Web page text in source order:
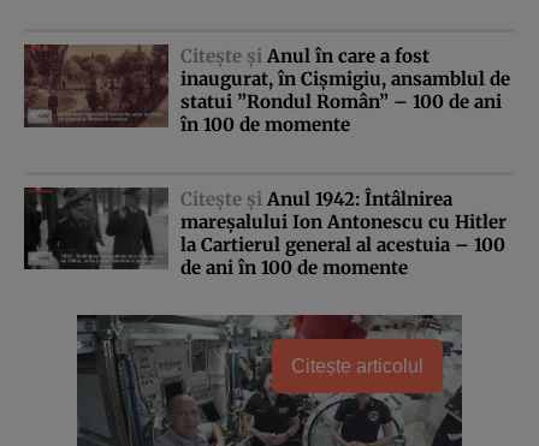
Citeşte şi Anul în care a fost
inaugurat, în Cişmigiu, ansamblul de
statui ”Rondul Român” – 100 de ani
în 100 de momente
Citeşte şi Anul 1942: Întâlnirea
mareşalului Ion Antonescu cu Hitler
la Cartierul general al acestuia – 100
de ani în 100 de momente
Citește articolul